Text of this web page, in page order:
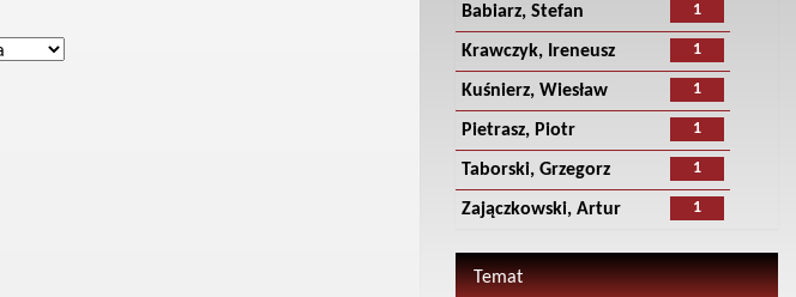
1
Babiarz, Stefan
1
Krawczyk, Ireneusz
1
Kuśnierz, Wiesław
1
Pietrasz, Piotr
1
Taborski, Grzegorz
1
Zajączkowski, Artur
Temat